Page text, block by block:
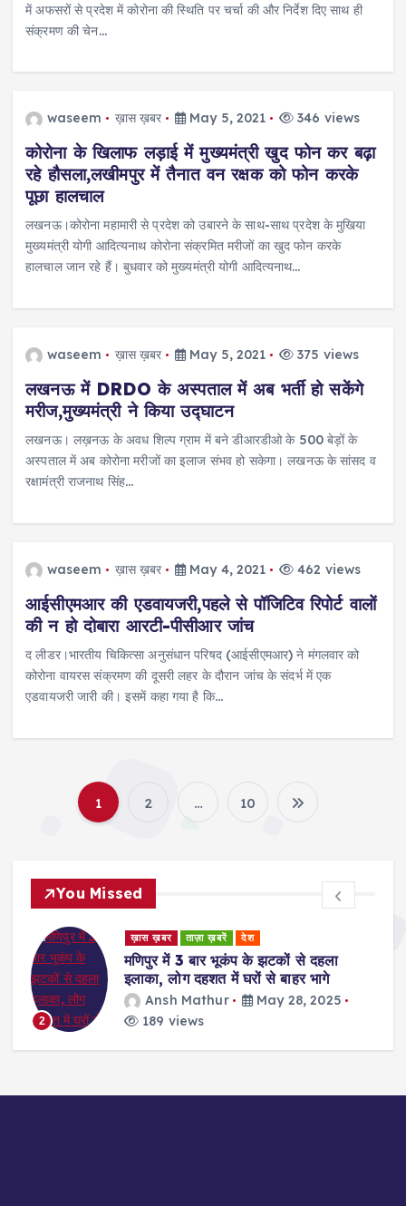
में अफसरों से प्रदेश में कोरोना की स्थिति पर चर्चा की और निर्देश दिए साथ ही
संक्रमण की चेन…
waseem ख़ास ख़बर May 5, 2021 346 views
कोरोना के खिलाफ लड़ाई में मुख्यमंत्री खुद फोन कर बढ़ा
रहे हौसला,लखीमपुर में तैनात वन रक्षक को फोन करके
पूछा हालचाल
लखनऊ।कोरोना महामारी से प्रदेश को उबारने के साथ-साथ प्रदेश के मुखिया
मुख्यमंत्री योगी आदित्यनाथ कोरोना संक्रमित मरीजों का खुद फोन करके
हालचाल जान रहे हैं। बुधवार को मुख्यमंत्री योगी आदित्यनाथ…
waseem ख़ास ख़बर May 5, 2021 375 views
लखनऊ में DRDO के अस्पताल में अब भर्ती हो सकेंगे
मरीज,मुख्यमंत्री ने किया उद्घाटन
लखनऊ। लख़नऊ के अवध शिल्प ग्राम में बने डीआरडीओ के 500 बेड़ों के
अस्पताल में अब कोरोना मरीजों का इलाज संभव हो सकेगा। लखनऊ के सांसद व
रक्षामंत्री राजनाथ सिंह…
waseem ख़ास ख़बर May 4, 2021 462 views
आईसीएमआर की एडवायजरी,पहले से पॉजिटिव रिपोर्ट वालों
की न हो दोबारा आरटी-पीसीआर जांच
द लीडर।भारतीय चिकित्सा अनुसंधान परिषद (आईसीएमआर) ने मंगलवार को
कोरोना वायरस संक्रमण की दूसरी लहर के दौरान जांच के संदर्भ में एक
एडवायजरी जारी की। इसमें कहा गया है कि…
P
t
s
p
a
1 2 … 10
You Missed
2
ख़ास ख़बर ताज़ा ख़बरें देश
मणिपुर में 3 बार भूकंप के झटकों से दहला
इलाका, लोग दहशत में घरों से बाहर भागे
Ansh Mathur
May 28, 2025
189 views